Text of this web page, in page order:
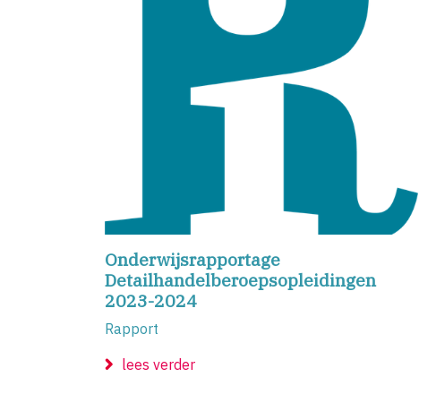
Onderwijsrapportage
Detailhandelberoepsopleidingen
2023-2024
Rapport
lees verder